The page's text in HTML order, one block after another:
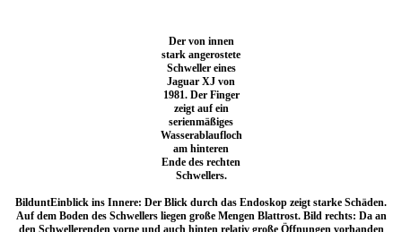
Der von innen
stark angerostete
Schweller eines
Jaguar XJ von
1981. Der Finger
zeigt auf ein
serienmäßiges
Wasserablaufloch
am hinteren
Ende des rechten
Schwellers.
BilduntEinblick ins Innere: Der Blick durch das Endoskop zeigt starke Schäden.
Auf dem Boden des Schwellers liegen große Mengen Blattrost. Bild rechts: Da an